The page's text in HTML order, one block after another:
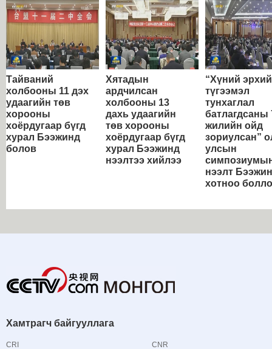
Тайваний
холбооны 11 дэх
удаагийн төв
хорооны
хоёрдугаар бүгд
хурал Бээжинд
болов
Хятадын
ардчилсан
холбооны 13
дахь удаагийн
төв хорооны
хоёрдугаар бүгд
хурал Бээжинд
нээлтээ хийлээ
“Хүний
түгээмэл
тунхаглал
батлагдсаны
жилийн ойд
зориулсан”
улсын
нээлт Бээжин
хотноо
Хамтрагч байгууллага
CRI CNR